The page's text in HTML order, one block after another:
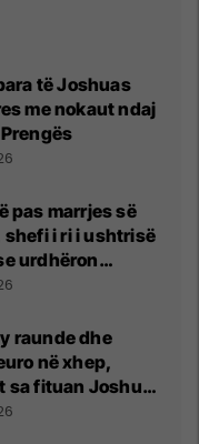
të Joshuas
me nokaut ndaj
pas marrjes së
i ri i ushtrisë
urdhëron
madh
raunde dhe
në xhep,
sa fituan Joshua